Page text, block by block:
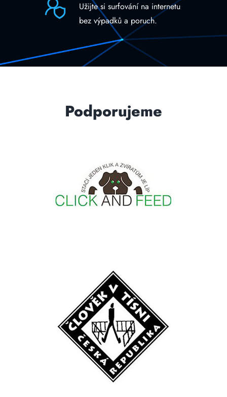
Užijte si surfování na internetu
bez výpadků a poruch.
Podporujeme